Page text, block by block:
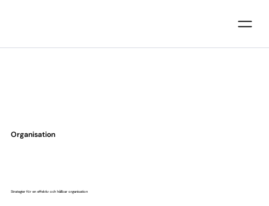
Organisation
Strategier för en effektiv och hållbar organisation